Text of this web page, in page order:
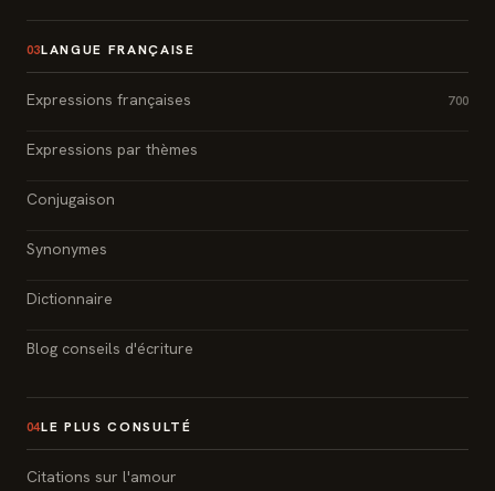
03LANGUE FRANÇAISE
Expressions françaises 700
Expressions par thèmes
Conjugaison
Synonymes
Dictionnaire
Blog conseils d'écriture
04LE PLUS CONSULTÉ
Citations sur l'amour